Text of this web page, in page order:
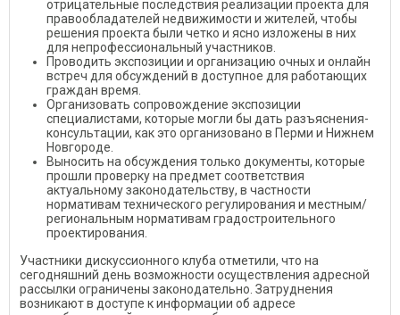
отрицательные последствия реализации проекта для
правообладателей недвижимости и жителей, чтобы
решения проекта были четко и ясно изложены в них
для непрофессиональный участников.
Проводить экспозиции и организацию очных и онлайн
встреч для обсуждений в доступное для работающих
граждан время.
Организовать сопровождение экспозиции
специалистами, которые могли бы дать разъяснения-
консультации, как это организовано в Перми и Нижнем
Новгороде.
Выносить на обсуждения только документы, которые
прошли проверку на предмет соответствия
актуальному законодательству, в частности
нормативам технического регулирования и местным/
региональным нормативам градостроительного
проектирования.
Участники дискуссионного клуба отметили, что на
сегодняшний день возможности осуществления адресной
рассылки ограничены законодательно. Затруднения
возникают в доступе к информации об адресе